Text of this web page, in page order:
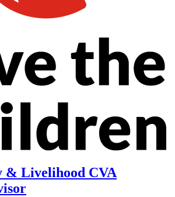
& Livelihood CVA